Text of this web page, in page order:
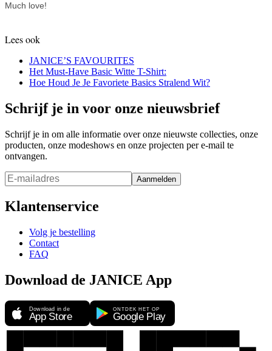
Much love!
Lees ook
JANICE’S FAVOURITES
Het Must-Have Basic Witte T-Shirt:
Hoe Houd Je Je Favoriete Basics Stralend Wit?
Schrijf je in voor onze nieuwsbrief
Schrijf je in om alle informatie over onze nieuwste collecties, onze
producten, onze modeshows en onze projecten per e-mail te
ontvangen.
Aanmelden
Klantenservice
Volg je bestelling
Contact
FAQ
Download de JANICE App